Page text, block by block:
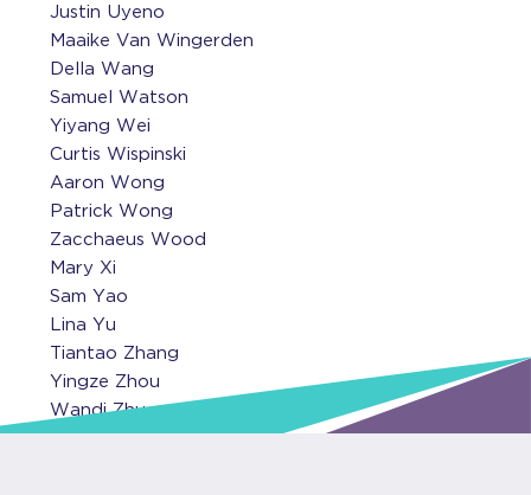
Justin Uyeno
Maaike Van Wingerden
Della Wang
Samuel Watson
Yiyang Wei
Curtis Wispinski
Aaron Wong
Patrick Wong
Zacchaeus Wood
Mary Xi
Sam Yao
Lina Yu
Tiantao Zhang
Yingze Zhou
Wandi Zhu